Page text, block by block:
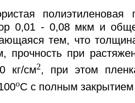
0,01 - 0,08 мкм и
тем, что
прочность при
кг/см2, при этом
oС с полным закрытием